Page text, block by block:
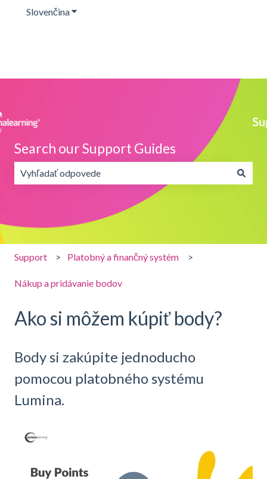
SlovenčinaZobraziť podponuku pre preklady
Search our Support Guides
Neexistujú žiadne návrhy, pretože je pole vyhľadávania
Support Platobný a finančný systém
Nákup a pridávanie bodov
Ako si môžem kúpiť body?
Body si zakúpite jednoducho
pomocou platobného systému
Lumina.